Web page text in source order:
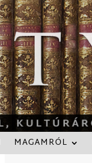
MAGAMRÓL